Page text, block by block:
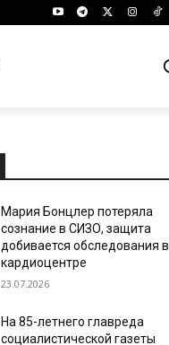
Мария Бонцлер потеряла
сознание в СИЗО, защита
добивается обследования в
кардиоцентре
23.07.2026
На 85-летнего главреда
социалистической газеты